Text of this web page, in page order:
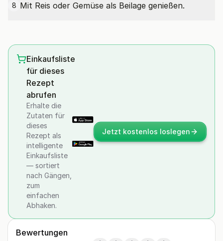
8 Mit Reis oder Gemüse als Beilage genießen.
Einkaufsliste
für dieses
Rezept
abrufen
Erhalte die
Zutaten für
dieses
Rezept als
intelligente
Einkaufsliste
— sortiert
nach Gängen,
zum
einfachen
Abhaken.
Jetzt kostenlos loslegen
Bewertungen